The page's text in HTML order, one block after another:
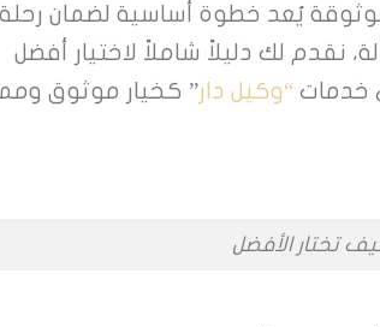
موثوقة يُعد خطوة أساسية لضمان رحلة
نقدم لك دليلاً شاملاً لاختيار أفضل
خدمات “وكيل دار” كخيار موثوق
تختار الأفضل